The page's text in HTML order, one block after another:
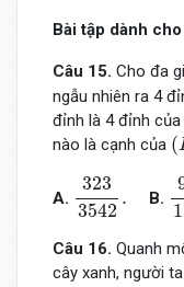
Bài tập dành
Câu 15. Cho đa
ngẫu nhiên ra 4
đỉnh là 4 đỉnh
nào là cạnh của ((
A.
323
3542
.
3233542
B.
Câu 16. Quanh
cây xanh, người